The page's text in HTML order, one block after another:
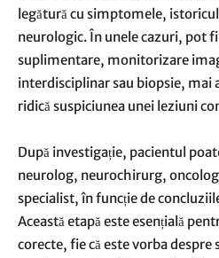
legătură cu simptomele,
neurologic. În unele cazuri, pot
suplimentare, monitorizare
interdisciplinar sau biopsie, mai
ridică suspiciunea unei leziuni
După investigație, pacientul
neurolog, neurochirurg,
specialist, în funcție de
Această etapă este esențială
corecte, fie că este vorba